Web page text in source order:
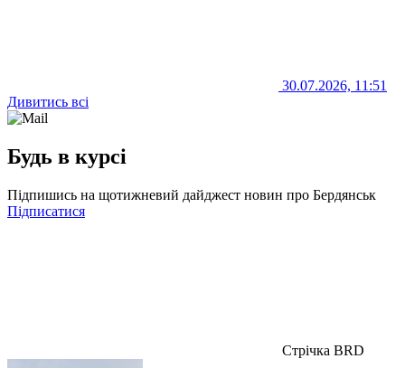
30.07.2026, 11:51
Дивитись всі
Будь в курсі
Підпишись на щотижневий дайджест новин про Бердянськ
Підписатися
Стрічка BRD